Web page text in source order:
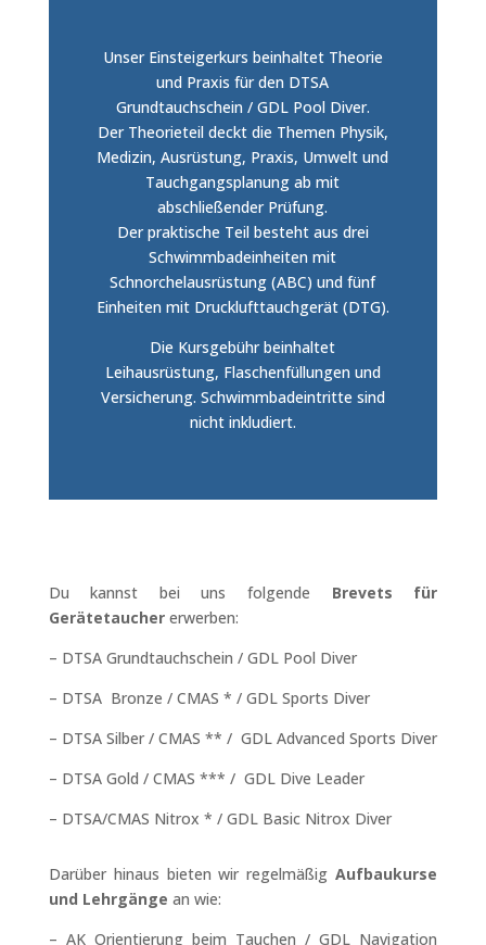
Unser Einsteigerkurs beinhaltet Theorie
und Praxis für den DTSA
Grundtauchschein / GDL Pool Diver.
Der Theorieteil deckt die Themen Physik,
Medizin, Ausrüstung, Praxis, Umwelt und
Tauchgangsplanung ab mit
abschließender Prüfung.
Der praktische Teil besteht aus drei
Schwimmbadeinheiten mit
Schnorchelausrüstung (ABC) und fünf
Einheiten mit Drucklufttauchgerät (DTG).
Die Kursgebühr beinhaltet
Leihausrüstung, Flaschenfüllungen und
Versicherung. Schwimmbadeintritte sind
nicht inkludiert.
Du kannst bei uns folgende Brevets für
Gerätetauchererwerben:
– DTSA Grundtauchschein / GDL Pool Diver
– DTSA Bronze / CMAS * / GDL Sports Diver
– DTSA Silber / CMAS ** / GDL Advanced Sports Diver
– DTSA Gold / CMAS *** / GDL Dive Leader
– DTSA/CMAS Nitrox * / GDL Basic Nitrox Diver
Darüber hinaus bieten wir regelmäßigAufbaukurse
und Lehrgänge an wie:
– AK Orientierung beim Tauchen / GDL Navigation